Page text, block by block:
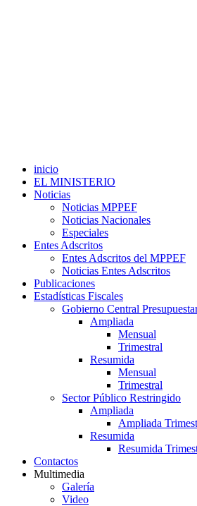
inicio
EL MINISTERIO
Noticias
Noticias MPPEF
Noticias Nacionales
Especiales
Entes Adscritos
Entes Adscritos del MPPEF
Noticias Entes Adscritos
Publicaciones
Estadísticas Fiscales
Gobierno Central
Ampliada
Mensual
Trimestral
Resumida
Mensual
Trimestral
Sector Público Restringido
Ampliada
Ampliada
Resumida
Resumida
Contactos
Multimedia
Galería
Video